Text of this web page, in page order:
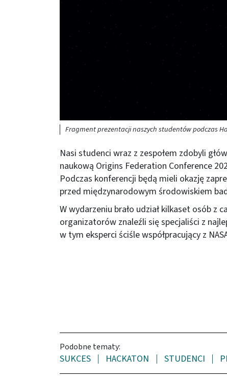
Fragment prezentacji naszych studentów podczas
Nasi studenci wraz z zespołem zdobyli
naukową Origins Federation Conference
Podczas konferencji będą mieli okazję
przed międzynarodowym środowiskiem
W wydarzeniu brało udział kilkaset osób z
organizatorów znaleźli się specjaliści z
w tym eksperci ściśle współpracujący z
Podobne tematy:
SUKCES HACKATON STUDENCI